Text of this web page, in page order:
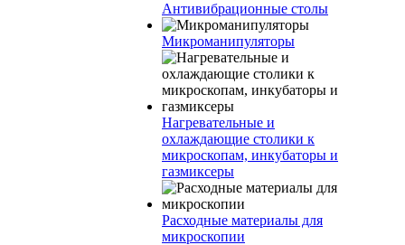
Антивибрационные столы
Микроманипуляторы
Нагревательные и
охлаждающие столики к
микроскопам, инкубаторы и
газмиксеры
Расходные материалы для
микроскопии